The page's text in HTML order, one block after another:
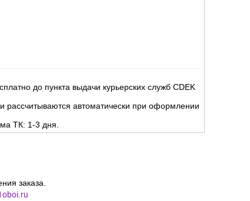
до пункта выдачи курьерских служб CDEK
рассчитываются автоматически при оформлении
ТК: 1-3 дня.
заказа.